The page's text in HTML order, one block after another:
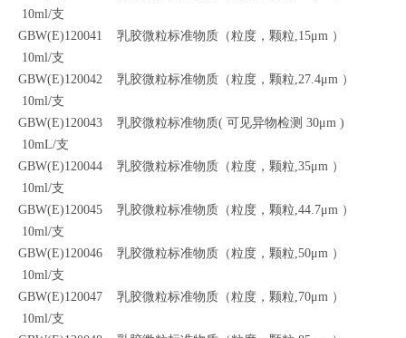
10ml/支
GBW(E)120041 乳胶微粒标准物质（粒度，颗粒,15μm ）
10ml/支
GBW(E)120042 乳胶微粒标准物质（粒度，颗粒,27.4μm ）
10ml/支
GBW(E)120043 乳胶微粒标准物质( 可见异物检测 30μm )
10mL/支
GBW(E)120044 乳胶微粒标准物质（粒度，颗粒,35μm ）
10ml/支
GBW(E)120045 乳胶微粒标准物质（粒度，颗粒,44.7μm ）
10ml/支
GBW(E)120046 乳胶微粒标准物质（粒度，颗粒,50μm ）
10ml/支
GBW(E)120047 乳胶微粒标准物质（粒度，颗粒,70μm ）
10ml/支